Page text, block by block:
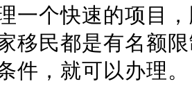
一个快速的项目
移民都是有名额
件，就可以办理。